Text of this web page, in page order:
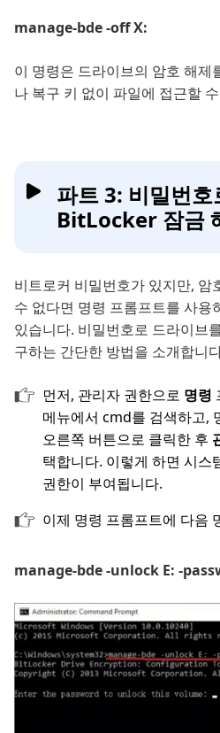
manage-bde -off X:
이 명령은 드라이브의 암호 해제
나 복구 키 없이 파일에 접근할
파트 3: 비밀번
BitLocker 잠금
비트로커 비밀번호가 있지만, 암
수 없다면 명령 프롬프트를 사용
있습니다. 비밀번호로 드라이브
구하는 간단한 방법을 소개합니
먼저, 관리자 권한으로 명령
메뉴에서 cmd를 검색하고,
오른쪽 버튼으로 클릭한 후
택합니다. 이렇게 하면 시스
권한이 부여됩니다.
이제 명령 프롬프트에 다음
manage-bde -unlock E: -